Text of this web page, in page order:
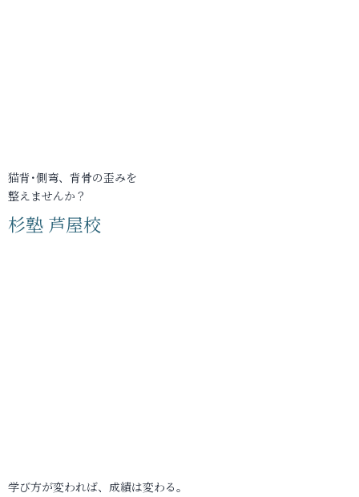
猫背･側弯、背骨の歪みを
整えませんか？
杉塾 芦屋校
学び方が変われば、成績は変わる。